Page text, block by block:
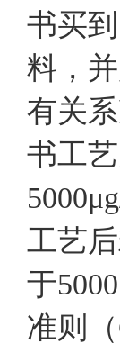
书买
料，
有关
书工
工艺
于
准则